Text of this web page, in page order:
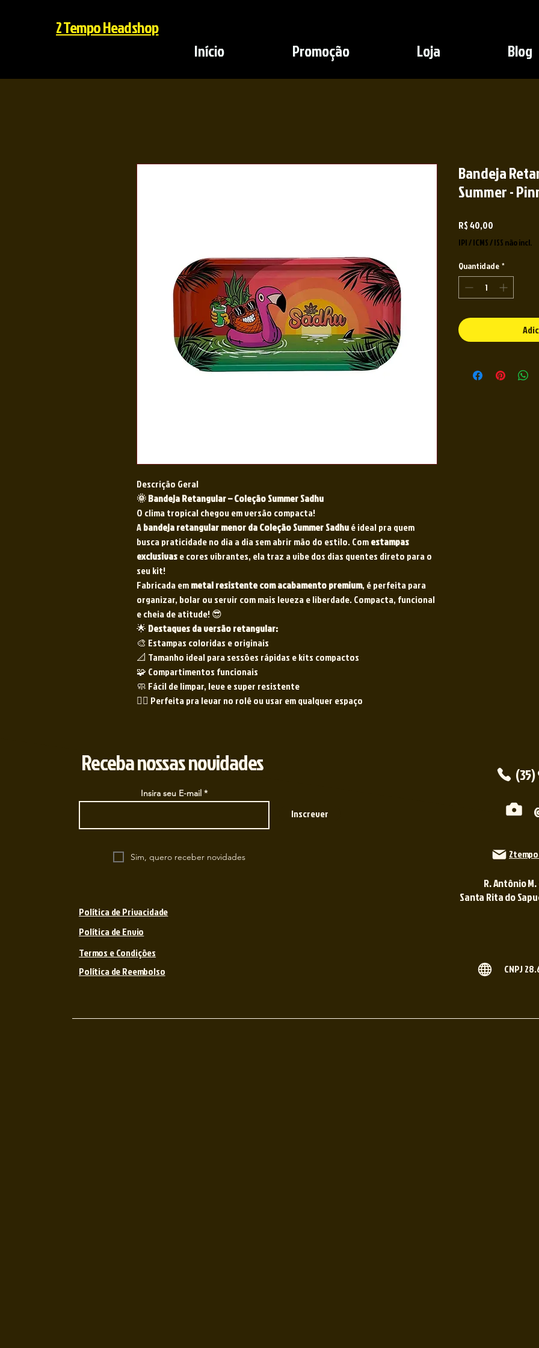
Início Promoção Loja Blog
2 Tempo Headshop
Descrição Geral
🌞 Bandeja Retangular – Coleção Summer Sadhu
O clima tropical chegou em versão compacta!
Abandeja retangular menor da Coleção Summer Sadhué ideal pra quem
busca praticidade no dia a dia sem abrir mão do estilo. Comestampas
exclusivase cores vibrantes, ela traz a vibe dos dias quentes direto para o
seu kit!
Fabricada emmetal resistente com acabamento premium, é perfeita para
organizar, bolar ou servir com mais leveza e liberdade. Compacta, funcional
e cheia de atitude! 😎
🌟 Destaques da versão retangular:
🎨 Estampas coloridas e originais
📐 Tamanho ideal para sessões rápidas e kits compactos
🧩 Compartimentos funcionais
🧼 Fácil de limpar, leve e super resistente
🧘‍♂️ Perfeita pra levar no rolê ou usar em qualquer espaço
Bandeja
Summer -
R$ 40,00
IPI / ICMS / ISS não incl.
Quantidade *
Receba nossas novidades
Insira seu E-mail
Inscrever
Sim, quero receber novidades
Política de Privacidade
Política de Envio
Termos e Condições
Política de Reembolso
R. Antônio
Santa Rita do
CNPJ